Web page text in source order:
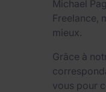
Michael
Freelance,
mieux.
Grâce à
vous pour